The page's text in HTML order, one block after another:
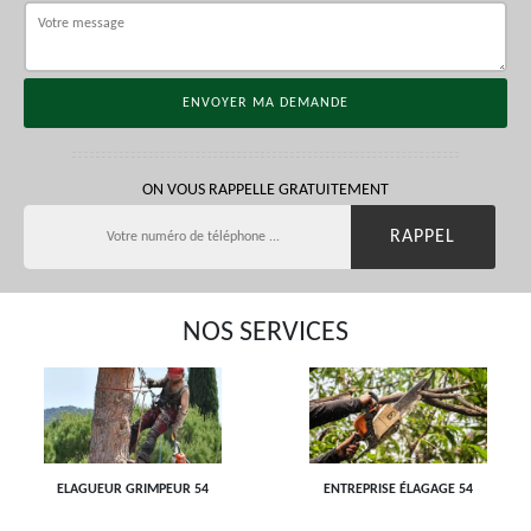
ON VOUS RAPPELLE GRATUITEMENT
NOS SERVICES
ELAGUEUR GRIMPEUR 54 ENTREPRISE ÉLAGAGE 54